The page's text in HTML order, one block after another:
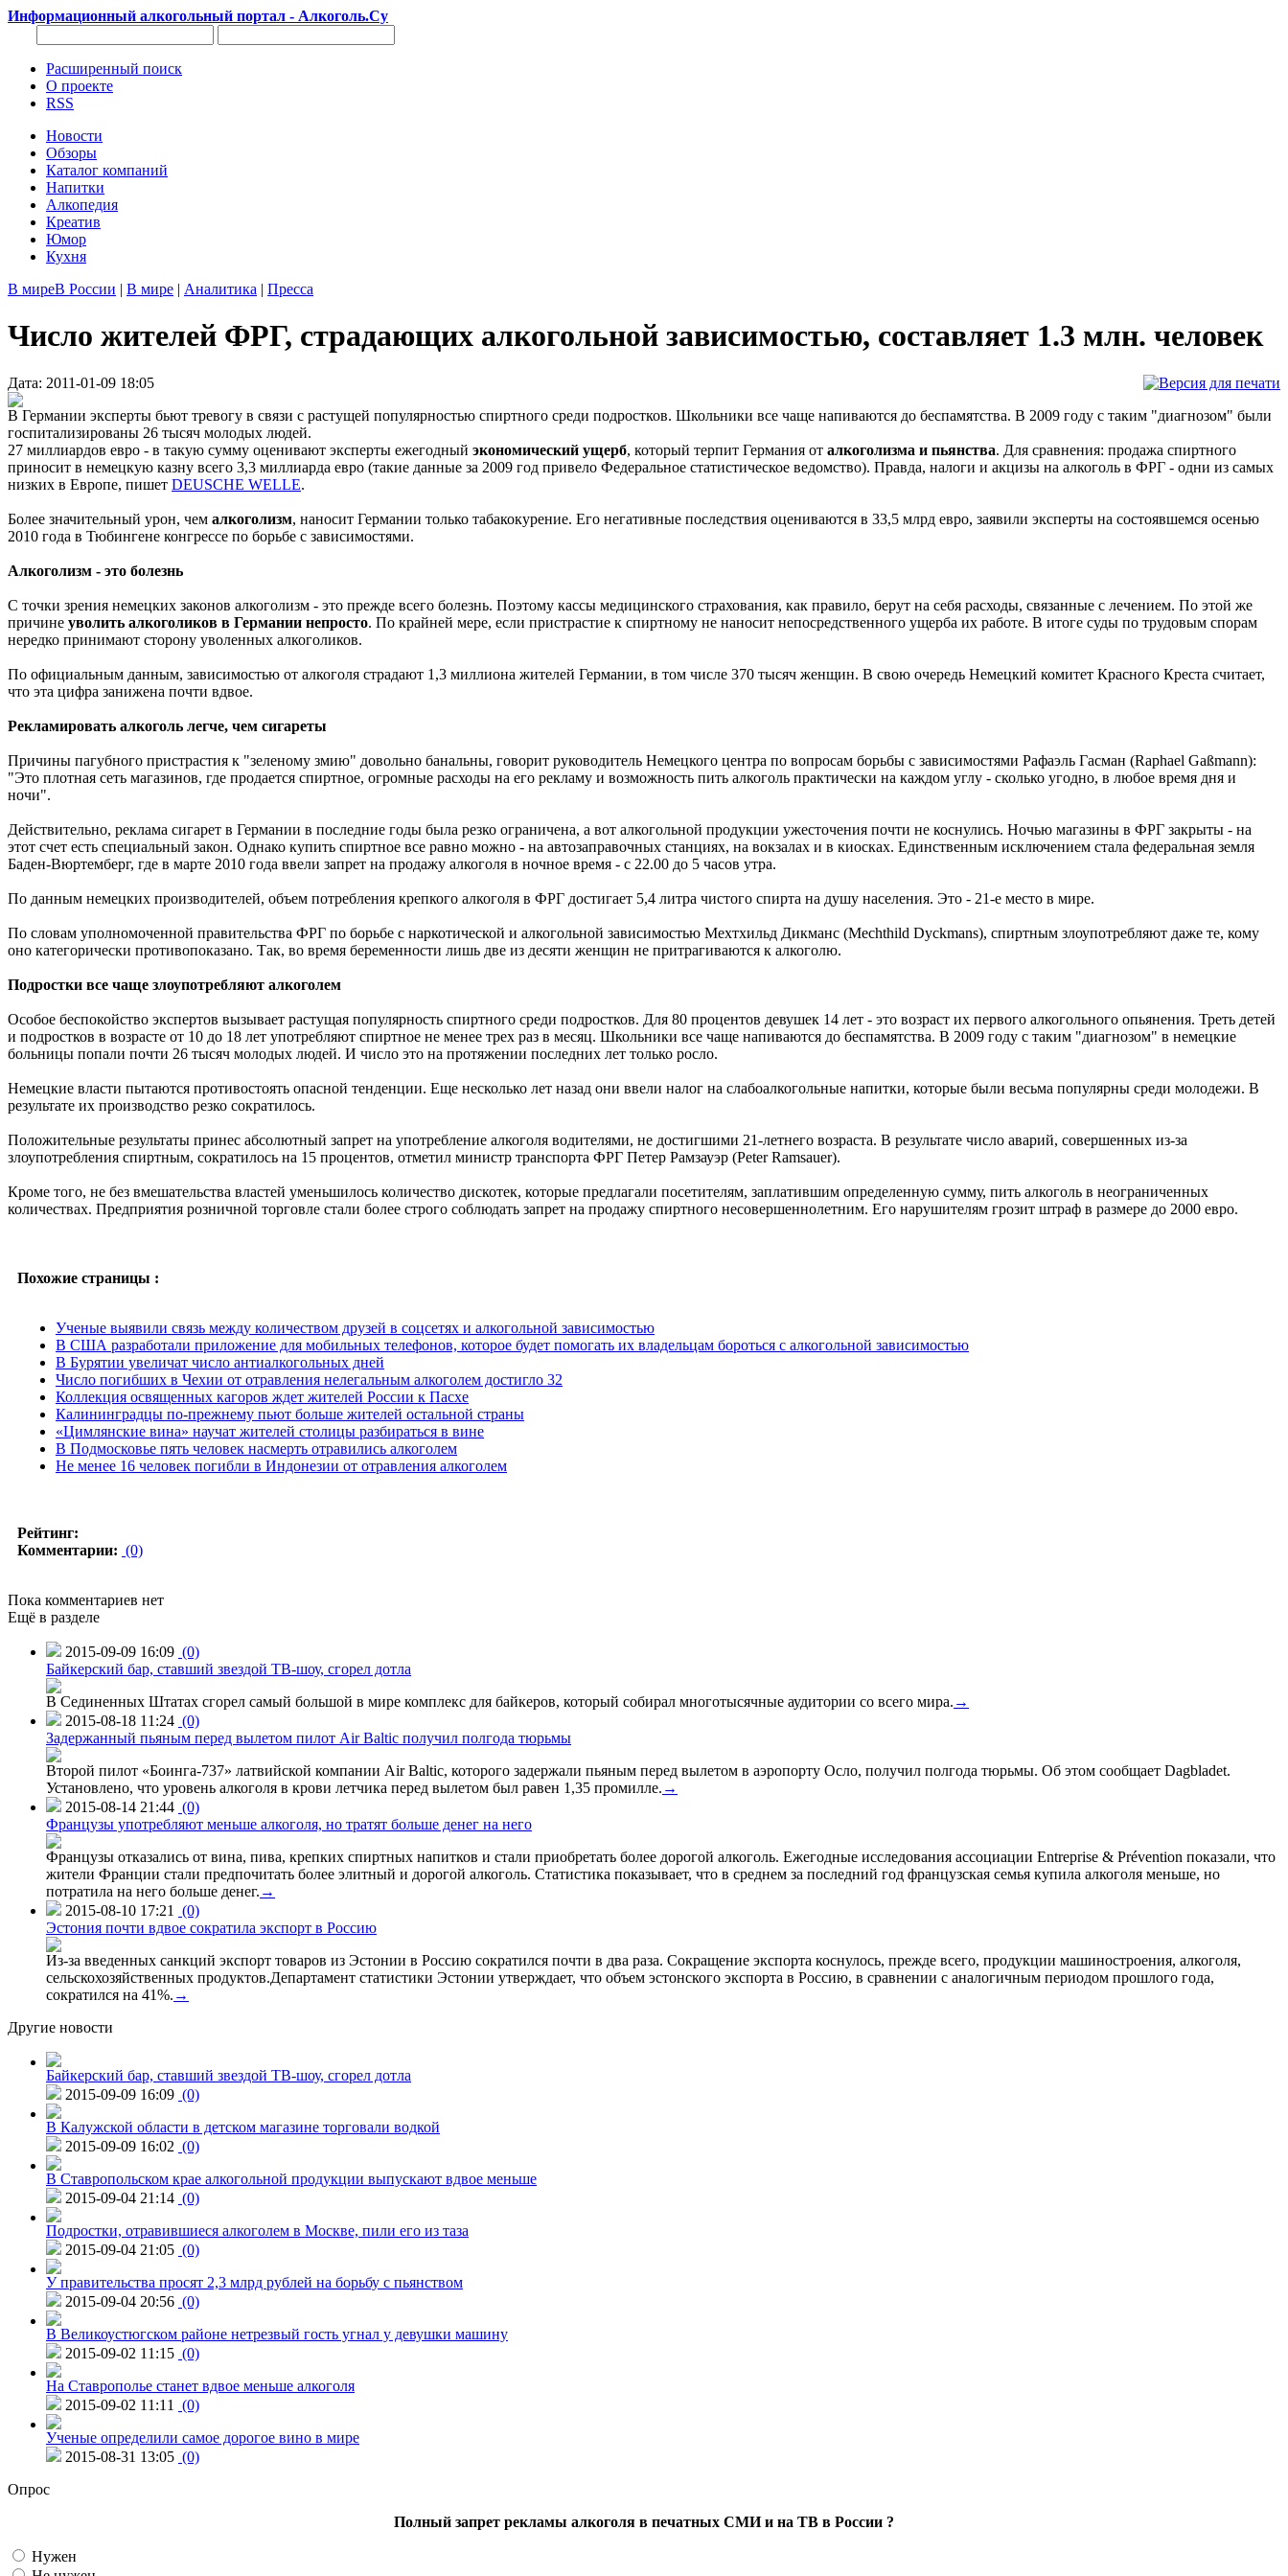
Информационный алкогольный портал - Алкоголь.Су
Расширенный поиск
О проекте
RSS
Новости
Обзоры
Каталог компаний
Напитки
Алкопедия
Креатив
Юмор
Кухня
В миреВ России | В мире | Аналитика | Пресса
Число жителей ФРГ, страдающих алкогольной зависимостью, составляет 1.3 млн. человек
Дата: 2011-01-09 18:05
В Германии эксперты бьют тревогу в связи с растущей популярностью спиртного среди подростков. Школьники все чаще напиваются до беспамятства. В 2009 году с таким "диагнозом" были
госпитализированы 26 тысяч молодых людей.
27 миллиардов евро - в такую сумму оценивают эксперты ежегодный экономический ущерб, который терпит Германия от алкоголизма и пьянства. Для сравнения: продажа спиртного
приносит в немецкую казну всего 3,3 миллиарда евро (такие данные за 2009 год привело Федеральное статистическое ведомство). Правда, налоги и акцизы на алкоголь в ФРГ - одни из самых
низких в Европе, пишет DEUSCHE WELLE.
Более значительный урон, чем алкоголизм, наносит Германии только табакокурение. Его негативные последствия оцениваются в 33,5 млрд евро, заявили эксперты на состоявшемся осенью
2010 года в Тюбингене конгрессе по борьбе с зависимостями.
Алкоголизм - это болезнь
С точки зрения немецких законов алкоголизм - это прежде всего болезнь. Поэтому кассы медицинского страхования, как правило, берут на себя расходы, связанные с лечением. По этой же
причине уволить алкоголиков в Германии непросто. По крайней мере, если пристрастие к спиртному не наносит непосредственного ущерба их работе. В итоге суды по трудовым спорам
нередко принимают сторону уволенных алкоголиков.
По официальным данным, зависимостью от алкоголя страдают 1,3 миллиона жителей Германии, в том числе 370 тысяч женщин. В свою очередь Немецкий комитет Красного Креста считает,
что эта цифра занижена почти вдвое.
Рекламировать алкоголь легче, чем сигареты
Причины пагубного пристрастия к "зеленому змию" довольно банальны, говорит руководитель Немецкого центра по вопросам борьбы с зависимостями Рафаэль Гасман (Raphael Gaßmann):
"Это плотная сеть магазинов, где продается спиртное, огромные расходы на его рекламу и возможность пить алкоголь практически на каждом углу - сколько угодно, в любое время дня и
ночи".
Действительно, реклама сигарет в Германии в последние годы была резко ограничена, а вот алкогольной продукции ужесточения почти не коснулись. Ночью магазины в ФРГ закрыты - на
этот счет есть специальный закон. Однако купить спиртное все равно можно - на автозаправочных станциях, на вокзалах и в киосках. Единственным исключением стала федеральная земля
Баден-Вюртемберг, где в марте 2010 года ввели запрет на продажу алкоголя в ночное время - с 22.00 до 5 часов утра.
По данным немецких производителей, объем потребления крепкого алкоголя в ФРГ достигает 5,4 литра чистого спирта на душу населения. Это - 21-е место в мире.
По словам уполномоченной правительства ФРГ по борьбе с наркотической и алкогольной зависимостью Мехтхильд Дикманс (Mechthild Dyckmans), спиртным злоупотребляют даже те, кому
оно категорически противопоказано. Так, во время беременности лишь две из десяти женщин не притрагиваются к алкоголю.
Подростки все чаще злоупотребляют алкоголем
Особое беспокойство экспертов вызывает растущая популярность спиртного среди подростков. Для 80 процентов девушек 14 лет - это возраст их первого алкогольного опьянения. Треть детей
и подростков в возрасте от 10 до 18 лет употребляют спиртное не менее трех раз в месяц. Школьники все чаще напиваются до беспамятства. В 2009 году с таким "диагнозом" в немецкие
больницы попали почти 26 тысяч молодых людей. И число это на протяжении последних лет только росло.
Немецкие власти пытаются противостоять опасной тенденции. Еще несколько лет назад они ввели налог на слабоалкогольные напитки, которые были весьма популярны среди молодежи. В
результате их производство резко сократилось.
Положительные результаты принес абсолютный запрет на употребление алкоголя водителями, не достигшими 21-летнего возраста. В результате число аварий, совершенных из-за
злоупотребления спиртным, сократилось на 15 процентов, отметил министр транспорта ФРГ Петер Рамзауэр (Peter Ramsauer).
Кроме того, не без вмешательства властей уменьшилось количество дискотек, которые предлагали посетителям, заплатившим определенную сумму, пить алкоголь в неограниченных
количествах. Предприятия розничной торговле стали более строго соблюдать запрет на продажу спиртного несовершеннолетним. Его нарушителям грозит штраф в размере до 2000 евро.
Похожие страницы :
Ученые выявили связь между количеством друзей в соцсетях и алкогольной зависимостью
В США разработали приложение для мобильных телефонов, которое будет помогать их владельцам бороться с алкогольной зависимостью
В Бурятии увеличат число антиалкогольных дней
Число погибших в Чехии от отравления нелегальным алкоголем достигло 32
Коллекция освященных кагоров ждет жителей России к Пасхе
Калининградцы по-прежнему пьют больше жителей остальной страны
«Цимлянские вина» научат жителей столицы разбираться в вине
В Подмосковье пять человек насмерть отравились алкоголем
Не менее 16 человек погибли в Индонезии от отравления алкоголем
Рейтинг:
Комментарии: (0)
Пока комментариев нет
Ещё в разделе
2015-09-09 16:09 (0)
Байкерский бар, ставший звездой ТВ-шоу, сгорел дотла
В Сединенных Штатах сгорел самый большой в мире комплекс для байкеров, который собирал многотысячные аудитории со всего мира. →
2015-08-18 11:24 (0)
Задержанный пьяным перед вылетом пилот Air Baltic получил полгода тюрьмы
Второй пилот «Боинга-737» латвийской компании Air Baltic, которого задержали пьяным перед вылетом в аэропорту Осло, получил полгода тюрьмы. Об этом сообщает Dagbladet.
Установлено, что уровень алкоголя в крови летчика перед вылетом был равен 1,35 промилле. →
2015-08-14 21:44 (0)
Французы употребляют меньше алкоголя, но тратят больше денег на него
Французы отказались от вина, пива, крепких спиртных напитков и стали приобретать более дорогой алкоголь. Ежегодные исследования ассоциации Entreprise & Prévention показали, что
жители Франции стали предпочитать более элитный и дорогой алкоголь. Статистика показывает, что в среднем за последний год французская семья купила алкоголя меньше, но
потратила на него больше денег. →
2015-08-10 17:21
(0)
Эстония почти вдвое сократила экспорт в Россию
Из-за введенных санкций экспорт товаров из Эстонии в Россию сократился почти в два раза. Сокращение экспорта коснулось, прежде всего, продукции машиностроения, алкоголя,
сельскохозяйственных продуктов.Департамент статистики Эстонии утверждает, что объем эстонского экспорта в Россию, в сравнении с аналогичным периодом прошлого года,
сократился на 41%. →
Другие новости
Байкерский бар, ставший звездой ТВ-шоу, сгорел дотла
2015-09-09 16:09 (0)
В Калужской области в детском магазине торговали водкой
2015-09-09 16:02 (0)
В Ставропольском крае алкогольной продукции выпускают вдвое меньше
2015-09-04 21:14 (0)
Подростки, отравившиеся алкоголем в Москве, пили его из таза
2015-09-04 21:05 (0)
У правительства просят 2,3 млрд рублей на борьбу с пьянством
2015-09-04 20:56 (0)
В Великоустюгском районе нетрезвый гость угнал у девушки машину
2015-09-02 11:15 (0)
На Ставрополье станет вдвое меньше алкоголя
2015-09-02 11:11
(0)
Ученые определили самое дорогое вино в мире
2015-08-31 13:05 (0)
Опрос
Полный запрет рекламы алкоголя в печатных СМИ и на ТВ в России ?
Нужен